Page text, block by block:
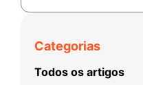
Categorias
Todos os artigos